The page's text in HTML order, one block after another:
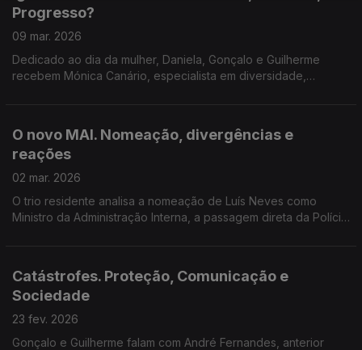
Progresso?
09 mar. 2026
Dedicado ao dia da mulher, Daniela, Gonçalo e Guilherme
recebem Mónica Canário, especialista em diversidade,
O novo MAI. Nomeação, divergências e
reações
02 mar. 2026
O trio residente analisa a nomeação de Luís Neves como
Ministro da Administração Interna, a passagem direta da Polícia
Catástrofes. Proteção, Comunicação e
Sociedade
23 fev. 2026
Gonçalo e Guilherme falam com André Fernandes, anterior